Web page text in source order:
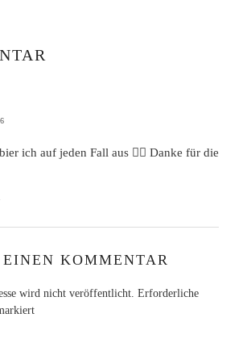
ich auf jeden Fall aus 👍🏻 Danke für die
KOMMENTAR
wird nicht veröffentlicht. Erforderliche